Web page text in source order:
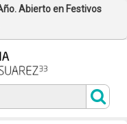
Abierto en Festivos